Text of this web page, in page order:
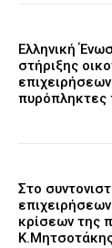
Ελληνική
στήριξης
πυρόπληκτες
Στο
επιχειρήσεων
κρίσεων της